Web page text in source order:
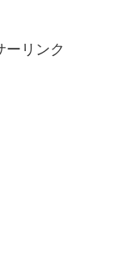
ーリンク